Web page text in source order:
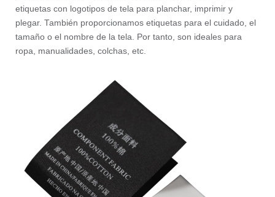
etiquetas con logotipos de tela para planchar, imprimir y
plegar. También proporcionamos etiquetas para el cuidado, el
tamaño o el nombre de la tela. Por tanto, son ideales para
ropa, manualidades, colchas, etc.